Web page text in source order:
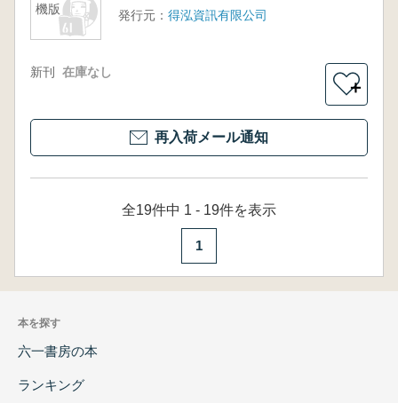
機版
発行元： 得泓資訊有限公司
新刊 在庫なし
＋
再入荷メール通知
全19件中 1 - 19件を表示
1
本を探す
六一書房の本
ランキング